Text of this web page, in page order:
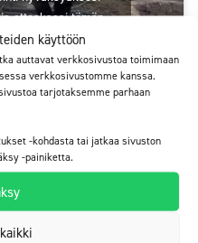
käyttöön
auttavat verkkosivustoa toimimaan
verkkosivustomme kanssa.
tarjotaksemme parhaan
-kohdasta tai jatkaa sivuston
-painiketta.
ottaaksesi tämän